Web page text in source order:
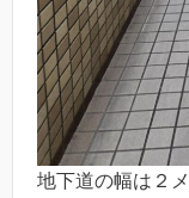
地下道の幅は２